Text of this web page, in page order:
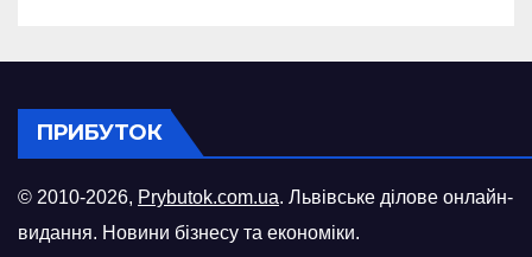
ПРИБУТОК
© 2010-2026, Prybutok.com.ua. Львівське ділове онлайн-
видання. Новини бізнесу та економіки.